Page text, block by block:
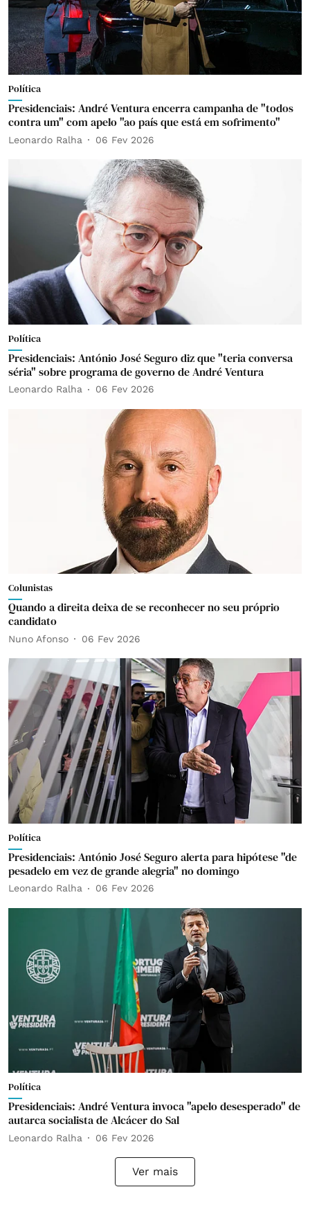
Política
Presidenciais: André Ventura encerra campanha de "todos
contra um" com apelo "ao país que está em sofrimento"
Leonardo Ralha 06 Fev 2026
Política
Presidenciais: António José Seguro diz que "teria conversa
séria" sobre programa de governo de André Ventura
Leonardo Ralha 06 Fev 2026
Colunistas
Quando a direita deixa de se reconhecer no seu próprio
candidato
Nuno Afonso 06 Fev 2026
Política
Presidenciais: António José Seguro alerta para hipótese "de
pesadelo em vez de grande alegria" no domingo
Leonardo Ralha 06 Fev 2026
Política
Presidenciais: André Ventura invoca "apelo desesperado" de
autarca socialista de Alcácer do Sal
Leonardo Ralha 06 Fev 2026
Ver mais